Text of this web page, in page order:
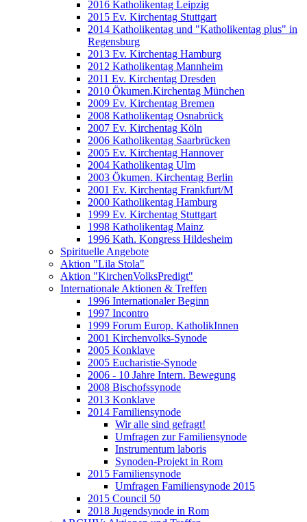
2016 Katholikentag Leipzig
2015 Ev. Kirchentag Stuttgart
2014 Katholikentag und "Katholikentag plus" in
Regensburg
2013 Ev. Kirchentag Hamburg
2012 Katholikentag Mannheim
2011 Ev. Kirchentag Dresden
2010 Ökumen.Kirchentag München
2009 Ev. Kirchentag Bremen
2008 Katholikentag Osnabrück
2007 Ev. Kirchentag Köln
2006 Katholikentag Saarbrücken
2005 Ev. Kirchentag Hannover
2004 Katholikentag Ulm
2003 Ökumen. Kirchentag Berlin
2001 Ev. Kirchentag Frankfurt/M
2000 Katholikentag Hamburg
1999 Ev. Kirchentag Stuttgart
1998 Katholikentag Mainz
1996 Kath. Kongress Hildesheim
Spirituelle Angebote
Aktion "Lila Stola"
Aktion "KirchenVolksPredigt"
Internationale Aktionen & Treffen
1996 Internationaler Beginn
1997 Incontro
1999 Forum Europ. KatholikInnen
2001 Kirchenvolks-Synode
2005 Konklave
2005 Eucharistie-Synode
2006 - 10 Jahre Intern. Bewegung
2008 Bischofssynode
2013 Konklave
2014 Familiensynode
Wir alle sind gefragt!
Umfragen zur Familiensynode
Instrumentum laboris
Synoden-Projekt in Rom
2015 Familiensynode
Umfragen Familiensynode 2015
2015 Council 50
2018 Jugendsynode in Rom